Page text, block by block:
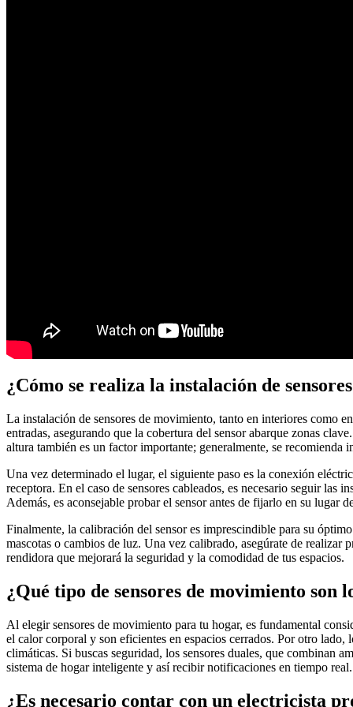
¿Cómo se realiza la instalación de
La instalación de sensores de movimiento, tanto en interiores como
entradas, asegurando que la cobertura del sensor abarque zonas
altura también es un factor importante; generalmente, se recomienda
Una vez determinado el lugar, el siguiente paso es la conexión
receptora. En el caso de sensores cableados, es necesario seguir las
Además, es aconsejable probar el sensor antes de fijarlo en su lugar
Finalmente, la calibración del sensor es imprescindible para su
mascotas o cambios de luz. Una vez calibrado, asegúrate de realizar
rendidora que mejorará la seguridad y la comodidad de tus espacios.
¿Qué tipo de sensores de movimiento son
Al elegir sensores de movimiento para tu hogar, es fundamental
el calor corporal y son eficientes en espacios cerrados. Por otro lado,
climáticas. Si buscas seguridad, los sensores duales, que combinan
sistema de hogar inteligente y así recibir notificaciones en tiempo real.
¿Es necesario contar con un electricista